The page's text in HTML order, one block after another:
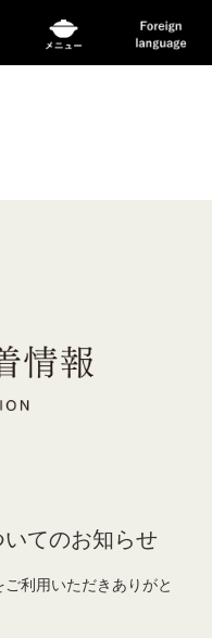
てのお知らせ
利用いただきありがと